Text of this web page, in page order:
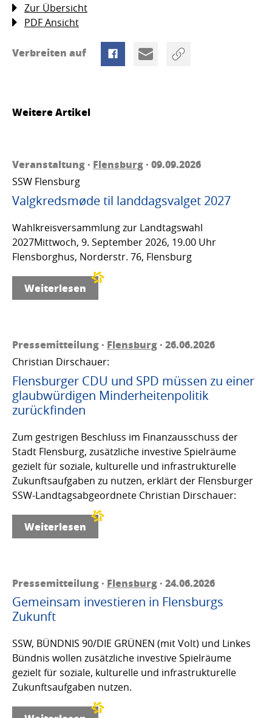
Zur Übersicht
PDF Ansicht
Verbreiten auf
Weitere Artikel
Veranstaltung · Flensburg· 09.09.2026
SSW Flensburg
Valgkredsmøde til landdagsvalget 2027
Wahlkreisversammlung zur Landtagswahl
2027Mittwoch, 9. September 2026, 19.00 Uhr
Flensborghus, Norderstr. 76, Flensburg
Weiterlesen
Pressemitteilung · Flensburg· 26.06.2026
Christian Dirschauer:
Flensburger CDU und SPD müssen zu einer
glaubwürdigen Minderheitenpolitik
zurückfinden
Zum gestrigen Beschluss im Finanzausschuss der
Stadt Flensburg, zusätzliche investive Spielräume
gezielt für soziale, kulturelle und infrastrukturelle
Zukunftsaufgaben zu nutzen, erklärt der Flensburger
SSW-Landtagsabgeordnete Christian Dirschauer:
Weiterlesen
Pressemitteilung · Flensburg· 24.06.2026
Gemeinsam investieren in Flensburgs
Zukunft
SSW, BÜNDNIS 90/DIE GRÜNEN (mit Volt) und Linkes
Bündnis wollen zusätzliche investive Spielräume
gezielt für soziale, kulturelle und infrastrukturelle
Zukunftsaufgaben nutzen.